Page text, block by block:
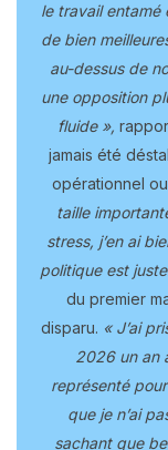
le travail entamé
de bien
au-dessus de
une opposition
fluide »,
jamais été
opérationnel
taille
stress, j’en ai
politique est
du premier
disparu. « J’ai
2026 un an
représenté
que je n’ai
sachant que